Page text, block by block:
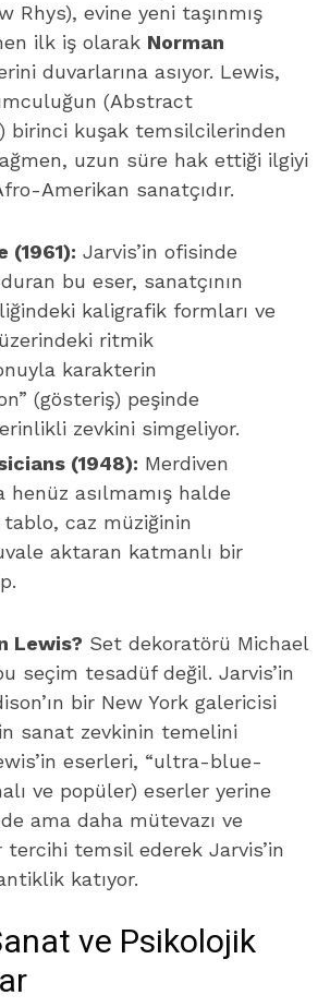
Rhys), evine yeni taşınmış
ilk iş olarak Norman
duvarlarına asıyor. Lewis,
(Abstract
birinci kuşak temsilcilerinden
uzun süre hak ettiği ilgiyi
Amerikan sanatçıdır.
(1961): Jarvis’in ofisinde
bu eser, sanatçının
kaligrafik formları ve
ritmik
karakterin
(gösteriş) peşinde
zevkini simgeliyor.
(1948): Merdiven
henüz asılmamış halde
caz müziğinin
aktaran katmanlı bir
Lewis? Set dekoratörü Michael
seçim tesadüf değil. Jarvis’in
bir New York galericisi
sanat zevkinin temelini
eserleri, “ultra-blue-
ve popüler) eserler yerine
ama daha mütevazı ve
temsil ederek Jarvis’in
katıyor.
ve Psikolojik